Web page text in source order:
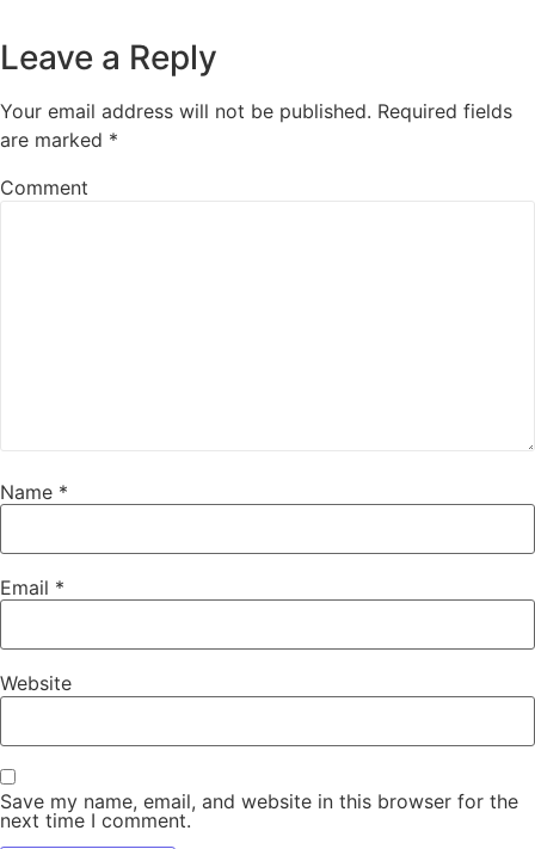
Leave a Reply
Your email address will not be published. Required fields
are marked *
Comment
Name *
Email *
Website
Save my name, email, and website in this browser for the
next time I comment.